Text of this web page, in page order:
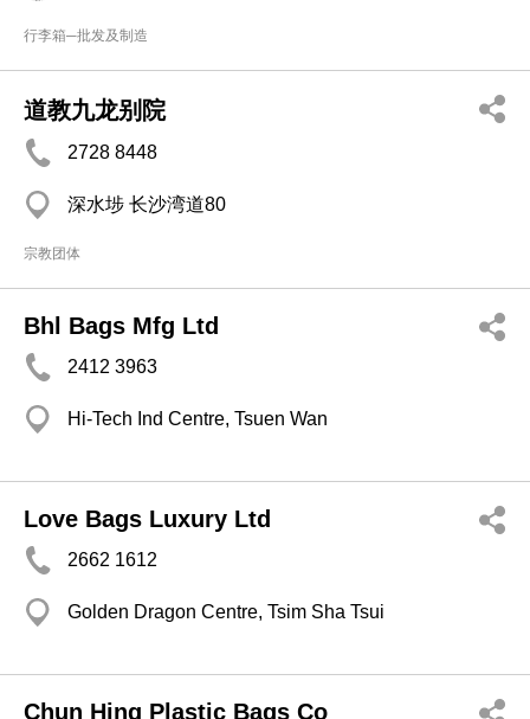
行李箱─批发及制造
道教九龙别院
2728 8448
深水埗 长沙湾道80
宗教团体
Bhl Bags Mfg Ltd
2412 3963
Hi-Tech Ind Centre, Tsuen Wan
Love Bags Luxury Ltd
2662 1612
Golden Dragon Centre, Tsim Sha Tsui
Chun Hing Plastic Bags Co